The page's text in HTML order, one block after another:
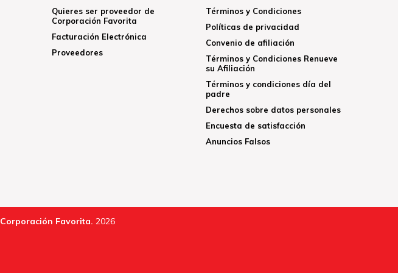
Quieres ser proveedor de
Corporación Favorita
Facturación Electrónica
Proveedores
Términos y Condiciones
Políticas de privacidad
Convenio de afiliación
Términos y Condiciones Renueve
su Afiliación
Términos y condiciones día del
padre
Derechos sobre datos personales
Encuesta de satisfacción
Anuncios Falsos
Corporación Favorita. 2026